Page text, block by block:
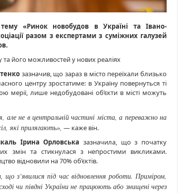
«Ринок новобудов в Україні та Івано-
разом з експертами з суміжних галузей
та його можливостей у нових реаліях
зазначив, що зараз в місто переїхали близько
центру зростатиме: в Україну повернуться ті
мерії, лише недобудовані об’єкти в місті можуть
не в центральній частині міста, а переважно на
які прилягають», — каже він.
Ірина Орловська зазначила, що з початку
змін та стикнулася з непростими викликами.
відновили на 70% об’єктів.
що з‘явилися під час відновлення роботи. Приміром,
чи півдні України не працюють або знищені через